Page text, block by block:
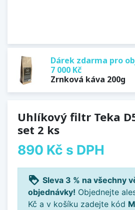
Dárek zdarma pro
7 000 Kč
Zrnková káva 200g
Uhlíkový filtr Teka
set 2 ks
890 Kč s DPH
loyalty Sleva 3 % na všechny
objednávky! Objednejte
Kč a v košíku zadejte kód